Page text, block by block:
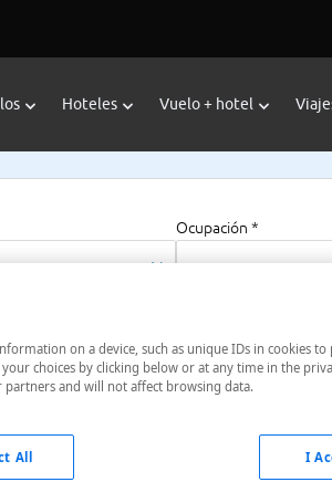
Hoteles Vuelo + hotel
Ocupación *
on a device, such as unique IDs in cookies to
choices by clicking below or at any time in the
partners and will not affect browsing data.
All I